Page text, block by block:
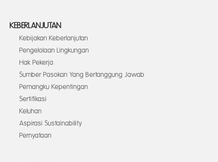
KEBERLANJUTAN
Kebijakan Keberlanjutan
Pengelolaan Lingkungan
Hak Pekerja
Sumber Pasokan Yang Bertanggung Jawab
Pemangku Kepentingan
Sertifikasi
Keluhan
Aspirasi Sustainability
Pernyataan